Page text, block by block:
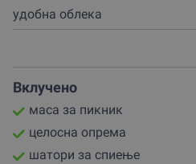
✅ lazy bag и хамоци
✅ озвучување
Можеш да донесеш своја
локални ресторани – со
Атмосферата е збогатена со
удобна облека
Вклучено
маса за пикник
целосна опрема
шатори за спиење